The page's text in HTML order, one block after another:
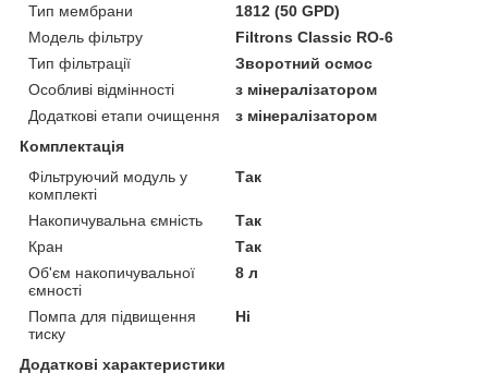
Тип мембрани
1812 (50 GPD)
Модель фільтру
Filtrons Classic RO-6
Тип фільтрації
Зворотний осмос
Особливі відмінності
з мінералізатором
Додаткові етапи очищення
з мінералізатором
Комплектація
Фільтруючий модуль у
комплекті
Так
Накопичувальна ємність
Так
Кран
Так
Об'єм накопичувальної
ємності
8 л
Помпа для підвищення
тиску
Ні
Додаткові характеристики